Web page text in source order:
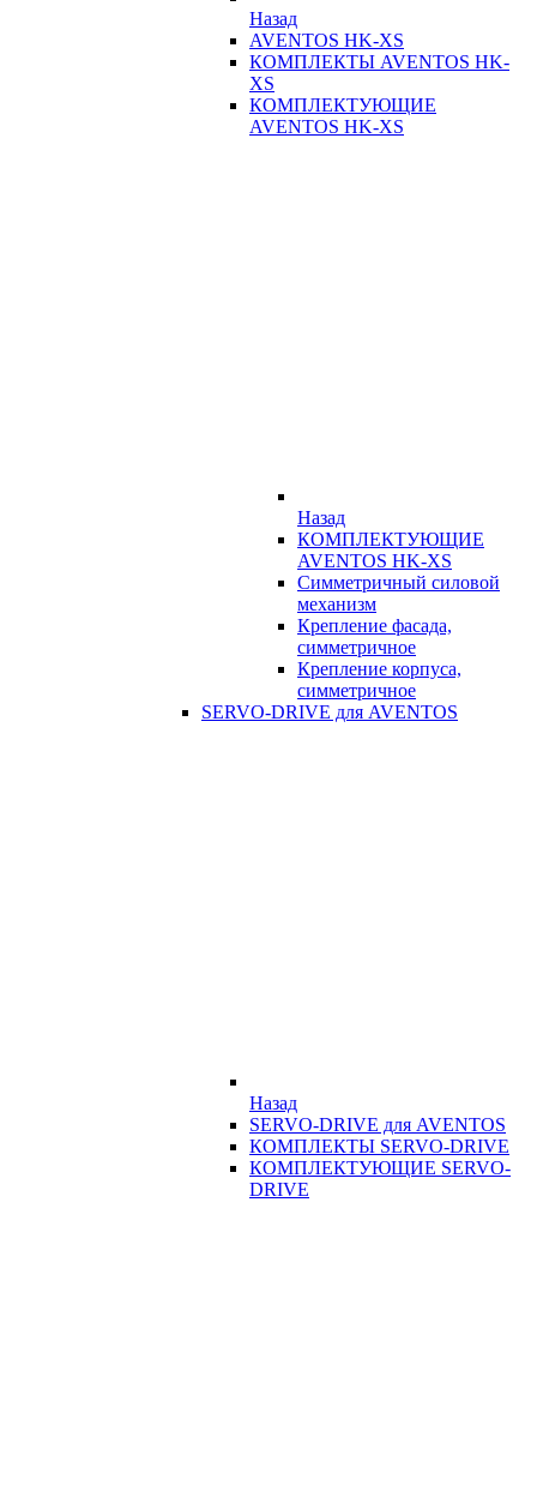
Назад
AVENTOS HK-XS
КОМПЛЕКТЫ AVENTOS HK-
XS
КОМПЛЕКТУЮЩИЕ
AVENTOS HK-XS
Назад
КОМПЛЕКТУЮЩИЕ
AVENTOS HK-XS
Симметричный силовой
механизм
Крепление фасада,
симметричное
Крепление корпуса,
симметричное
SERVO-DRIVE для AVENTOS
Назад
SERVO-DRIVE для AVENTOS
КОМПЛЕКТЫ SERVO-DRIVE
КОМПЛЕКТУЮЩИЕ SERVO-
DRIVE